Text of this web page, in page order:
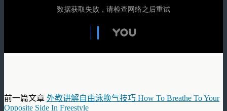
前一篇文章 外教讲解自由泳换气技巧 How To Breathe To Your
Opposite Side In Freestyle